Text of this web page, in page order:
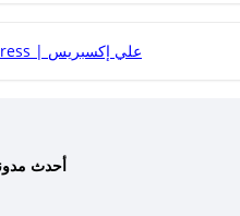
Ali Express | علي إكسبريس
أحدث